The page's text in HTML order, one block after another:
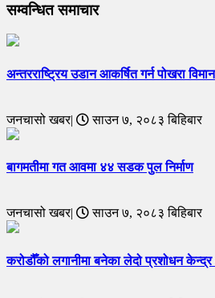
सम्वन्धित समाचार
अन्तरराष्ट्रिय उडान आकर्षित गर्न पोखरा
जनचासो खबर| साउन ७, २०८३ बिहिबार
बागमतीमा गत आवमा ४४ सडक पुल निर्माण
जनचासो खबर| साउन ७, २०८३ बिहिबार
करोडौँको लगानीमा बनेका लेदो प्रशोधन